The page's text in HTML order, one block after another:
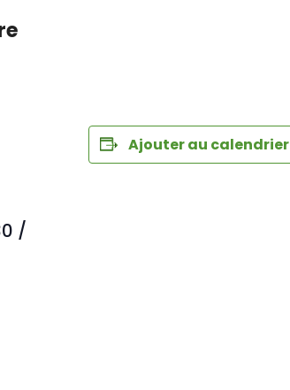
/
Ajouter au calendrier